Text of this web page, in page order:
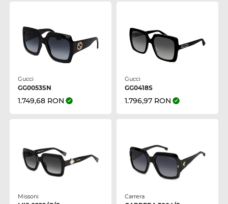
Gucci
GG0053SN
1.749,68 RON
Gucci
GG0418S
1.796,97 RON
Missoni Carrera